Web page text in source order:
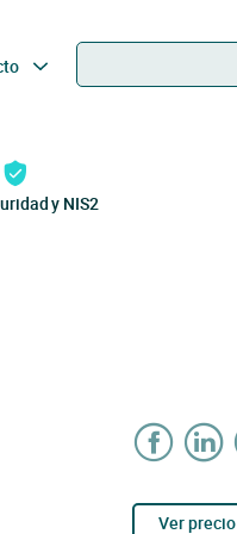
y NIS2
Ver precio